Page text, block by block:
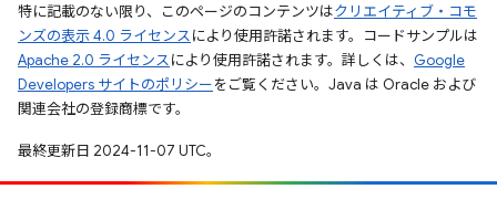
特に記載のない限り、このページのコンテンツはクリエイティブ・コモ
ンズの表示 4.0 ライセンスにより使用許諾されます。コードサンプルは
Apache 2.0 ライセンスにより使用許諾されます。詳しくは、 Google
Developers サイトのポリシーをご覧ください。Java は Oracle および
関連会社の登録商標です。
最終更新日 2024-11-07 UTC。